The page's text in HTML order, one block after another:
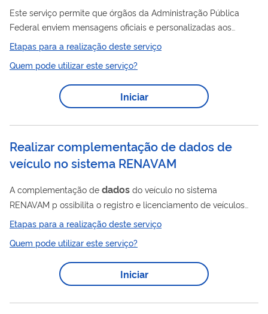
Este serviço permite que órgãos da Administração Pública
Federal enviem mensagens oficiais e personalizadas aos
cidadãos por meio de diferentes canais digitais
gov.br E-mails Trata-se de uma solução moderna, segura e
unificada de comunicação digital com o cidadão, que tem
como base o uso do CPF como identificador único. O envio das
federais e tem...
Etapas para a realização deste serviço
Quem pode utilizar este serviço?
Iniciar
Realizar complementação de dados de
veículo no sistema RENAVAM
A complementação de dados do veículo no sistema
RENAVAM p ossibilita o registro e licenciamento de veículos
junto aos órgãos executivos de trânsito (DETRANS) dos
estados e do Distrito Federal. A tende o Art. 5º da Portaria
DENATRAN nº 190/2009 , relativos à veículos de fabricação,
importação, transformação, encarroçamento, leilão e coleção.
Esse é um serviço da Secretaria Nacional de Trânsito
Etapas para a realização deste serviço
Quem pode utilizar este serviço?
Iniciar